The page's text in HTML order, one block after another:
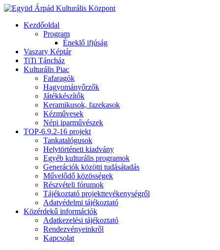
Kezdőoldal
Program
Éneklő ifjúság
Vaszary Képtár
TiTi Táncház
Kulturális Piac
Fafaragók
Hagyományőrzők
Játékkészítők
Keramikusok, fazekasok
Kézművesek
Népi iparművészek
TOP-6.9.2-16 projekt
Tankatalógusok
Helytörténeti kiadvány
Egyéb kulturális programok
Generációk közötti tudásátadás
Művelődő közösségek
Részvételi fórumok
Tájékoztató projekttevékenységről
Adatvédelmi tájékoztató
Közérdekű információk
Adatkezelési tájékoztató
Rendezvényeinkről
Kapcsolat